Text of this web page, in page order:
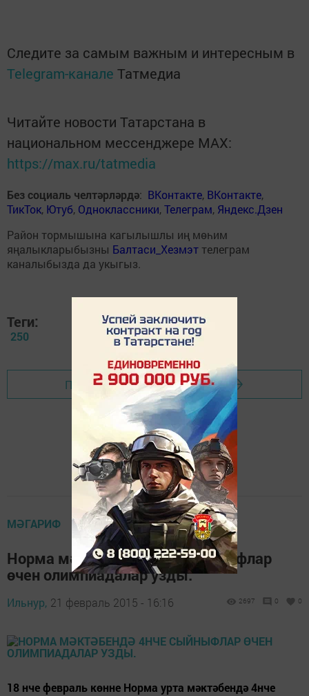
Следите за самым важным и интересным в
Telegram-канале Татмедиа
Читайте новости Татарстана в
национальном мессенджере MАХ:
https://max.ru/tatmedia
Без социаль челтәрләрдә: ВКонтакте, ВКонтакте,
ТикТок, Ютуб, Одноклассники,Телеграм, Яндекс.Дзен
Район тормышына кагылышлы иң мөһим
яңалыкларыбызны Балтаси_Хезмэт телеграм
каналыбызда да укыгыз.
Теги:
250
Перейти на страницу новости
МӘГАРИФ
Норма мәктәбендә 4нче сыйныфлар
өчен олимпиадалар узды.
Ильнур, 21 февраль 2015 - 16:16 2697 0 0
18 нче февраль көнне Норма урта мәктәбендә 4нче